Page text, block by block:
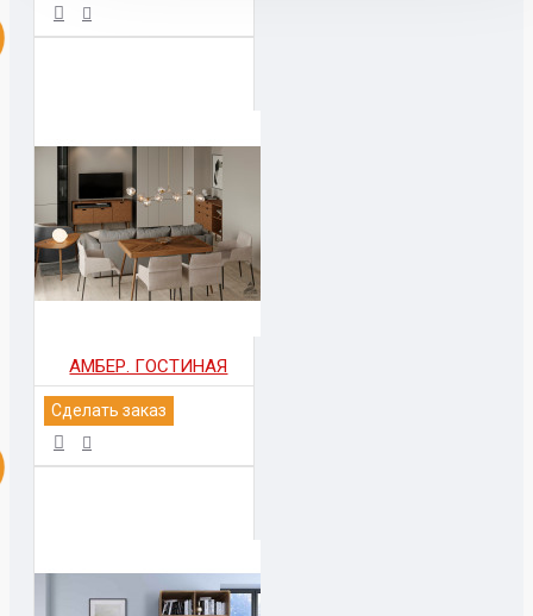
АМБЕР. ГОСТИНАЯ
Сделать заказ